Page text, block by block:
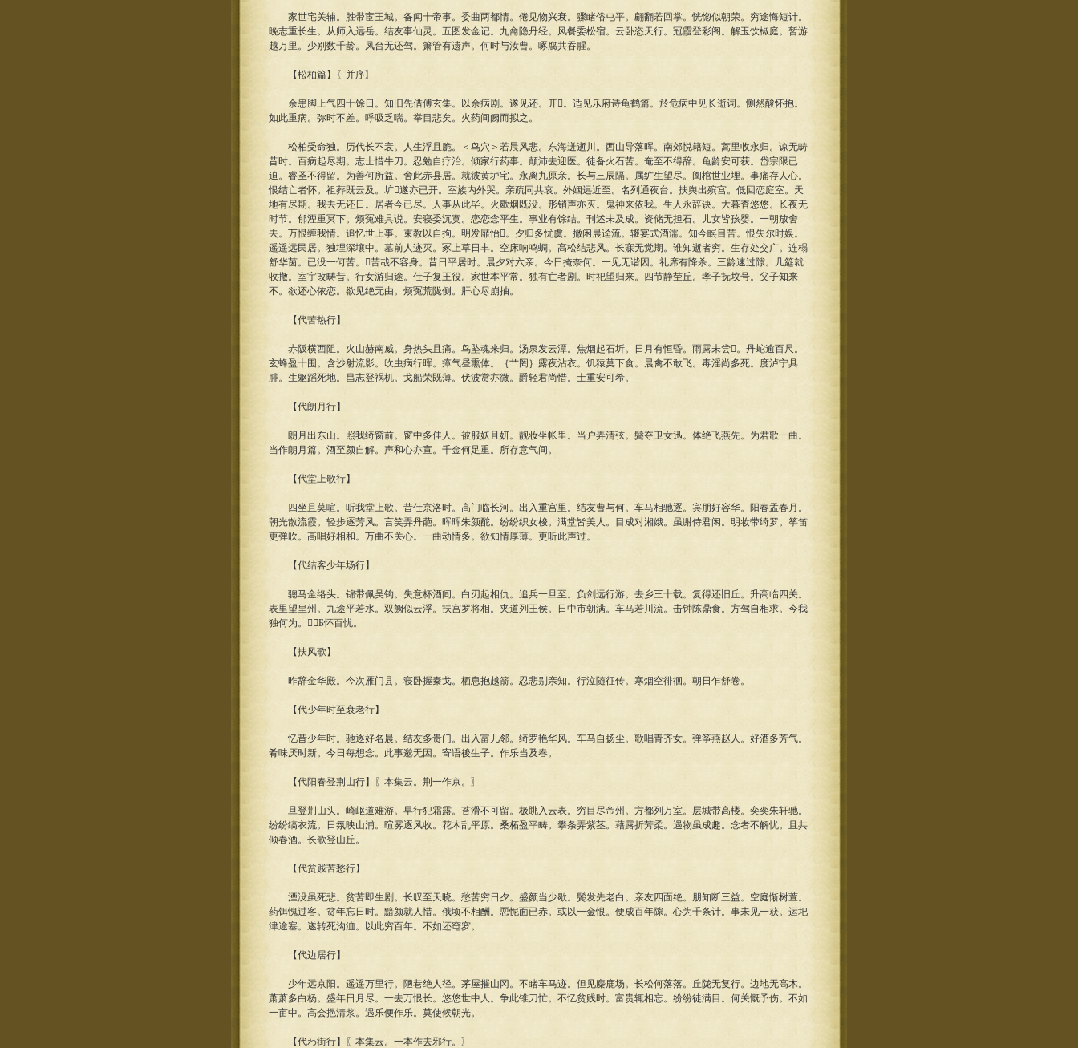
家世宅关辅。胜带宦王城。备闻十帝事。委曲两都情。倦见物兴衰。骤睹俗屯平。翩翻若回掌。恍惚似朝荣。穷途悔短计。
晚志重长生。从师入远岳。结友事仙灵。五图发金记。九龠隐丹经。风餐委松宿。云卧恣天行。冠霞登彩阁。解玉饮椒庭。暂游
越万里。少别数千龄。凤台无还驾。箫管有遗声。何时与汝曹。啄腐共吞腥。
【松柏篇】〖并序〗
余患脚上气四十馀日。知旧先借傅玄集。以余病剧。遂见还。开。适见乐府诗龟鹤篇。於危病中见长逝词。恻然酸怀抱。
如此重病。弥时不差。呼吸乏喘。举目悲矣。火药间阙而拟之。
松柏受命独。历代长不衰。人生浮且脆。＜鸟穴＞若晨风悲。东海迸逝川。西山导落晖。南郊悦籍短。蒿里收永归。谅无畴
昔时。百病起尽期。志士惜牛刀。忍勉自疗治。倾家行药事。颠沛去迎医。徒备火石苦。奄至不得辞。龟龄安可获。岱宗限已
迫。睿圣不得留。为善何所益。舍此赤县居。就彼黄垆宅。永离九原亲。长与三辰隔。属纩生望尽。阖棺世业埋。事痛存人心。
恨结亡者怀。祖葬既云及。圹遂亦已开。室族内外哭。亲疏同共哀。外姻远近至。名列通夜台。扶舆出殡宫。低回恋庭室。天
地有尽期。我去无还日。居者今已尽。人事从此毕。火歇烟既没。形销声亦灭。鬼神来依我。生人永辞诀。大暮杳悠悠。长夜无
时节。郁湮重冥下。烦冤难具说。安寝委沉寞。恋恋念平生。事业有馀结。刊述未及成。资储无担石。儿女皆孩婴。一朝放舍
去。万恨缠我情。追忆世上事。束教以自拘。明发靡怡。夕归多忧虞。撤闲晨迳流。辍宴式酒濡。知今瞑目苦。恨失尔时娱。
遥遥远民居。独埋深壤中。墓前人迹灭。冢上草日丰。空床响鸣蜩。高松结悲风。长寐无觉期。谁知逝者穷。生存处交广。连榻
舒华茵。已没一何苦。苦哉不容身。昔日平居时。晨夕对六亲。今日掩奈何。一见无谐因。礼席有降杀。三龄速过隙。几筵就
收撤。室宇改畴昔。行女游归途。仕子复王役。家世本平常。独有亡者剧。时祀望归来。四节静茔丘。孝子抚坟号。父子知来
不。欲还心依恋。欲见绝无由。烦冤荒陇侧。肝心尽崩抽。
【代苦热行】
赤阪横西阻。火山赫南威。身热头且痛。鸟坠魂来归。汤泉发云潭。焦烟起石圻。日月有恒昏。雨露未尝。丹蛇逾百尺。
玄蜂盈十围。含沙射流影。吹虫病行晖。瘴气昼熏体。｛艹罔｝露夜沾衣。饥猿莫下食。晨禽不敢飞。毒淫尚多死。度泸宁具
腓。生躯蹈死地。昌志登祸机。戈船荣既薄。伏波赏亦微。爵轻君尚惜。士重安可希。
【代朗月行】
朗月出东山。照我绮窗前。窗中多佳人。被服妖且妍。靓妆坐帐里。当户弄清弦。鬓夺卫女迅。体绝飞燕先。为君歌一曲。
当作朗月篇。酒至颜自解。声和心亦宣。千金何足重。所存意气间。
【代堂上歌行】
四坐且莫喧。听我堂上歌。昔仕京洛时。高门临长河。出入重宫里。结友曹与何。车马相驰逐。宾朋好容华。阳春孟春月。
朝光散流霞。轻步逐芳风。言笑弄丹葩。晖晖朱颜酡。纷纷织女梭。满堂皆美人。目成对湘娥。虽谢侍君闲。明妆带绮罗。筝笛
更弹吹。高唱好相和。万曲不关心。一曲动情多。欲知情厚薄。更听此声过。
【代结客少年场行】
骢马金络头。锦带佩吴钩。失意杯酒间。白刃起相仇。追兵一旦至。负剑远行游。去乡三十载。复得还旧丘。升高临四关。
表里望皇州。九途平若水。双阙似云浮。扶宫罗将相。夹道列王侯。日中市朝满。车马若川流。击钟陈鼎食。方驾自相求。今我
独何为。Б怀百忧。
【扶风歌】
昨辞金华殿。今次雁门县。寝卧握秦戈。栖息抱越箭。忍悲别亲知。行泣随征传。寒烟空徘徊。朝日乍舒卷。
【代少年时至衰老行】
忆昔少年时。驰逐好名晨。结友多贵门。出入富儿邻。绮罗艳华风。车马自扬尘。歌唱青齐女。弹筝燕赵人。好酒多芳气。
肴味厌时新。今日每想念。此事邈无因。寄语後生子。作乐当及春。
【代阳春登荆山行】〖本集云。荆一作京。〗
旦登荆山头。崎岖道难游。早行犯霜露。苔滑不可留。极眺入云表。穷目尽帝州。方都列万室。层城带高楼。奕奕朱轩驰。
纷纷缟衣流。日氛映山浦。暄雾逐风收。花木乱平原。桑柘盈平畴。攀条弄紫茎。藉露折芳柔。遇物虽成趣。念者不解忧。且共
倾春酒。长歌登山丘。
【代贫贱苦愁行】
湮没虽死悲。贫苦即生剧。长叹至天晓。愁苦穷日夕。盛颜当少歇。鬓发先老白。亲友四面绝。朋知断三益。空庭惭树萱。
药饵愧过客。贫年忘日时。黯颜就人惜。俄顷不相酬。恧怩面已赤。或以一金恨。便成百年隙。心为千条计。事未见一获。运圯
津途塞。遂转死沟洫。以此穷百年。不如还窀穸。
【代边居行】
少年远京阳。遥遥万里行。陋巷绝人径。茅屋摧山冈。不睹车马迹。但见麋鹿场。长松何落落。丘陇无复行。边地无高木。
萧萧多白杨。盛年日月尽。一去万恨长。悠悠世中人。争此锥刀忙。不忆贫贱时。富贵辄相忘。纷纷徒满目。何关慨予伤。不如
一亩中。高会挹清浆。遇乐便作乐。莫使候朝光。
【代わ街行】〖本集云。一本作去邪行。〗